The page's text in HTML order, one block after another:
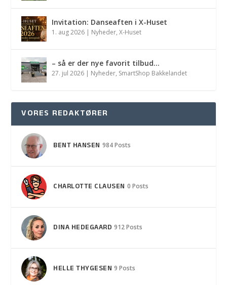
Invitation: Danseaften i X-Huset
1. aug 2026 | Nyheder,X-Huset
– så er der nye favorit tilbud…
27. jul 2026 | Nyheder, SmartShop Bakkelandet
VORES REDAKTØRER
BENT HANSEN 984 Posts
CHARLOTTE CLAUSEN 0 Posts
DINA HEDEGAARD 912 Posts
HELLE THYGESEN 9 Posts